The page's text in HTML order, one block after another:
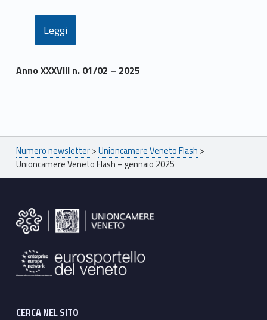
Leggi
Anno XXXVIII n. 01/02 – 2025
Breadcrumbs navigation
Numero newsletter>Unioncamere Veneto Flash >
Unioncamere Veneto Flash – gennaio 2025
CERCA NEL SITO